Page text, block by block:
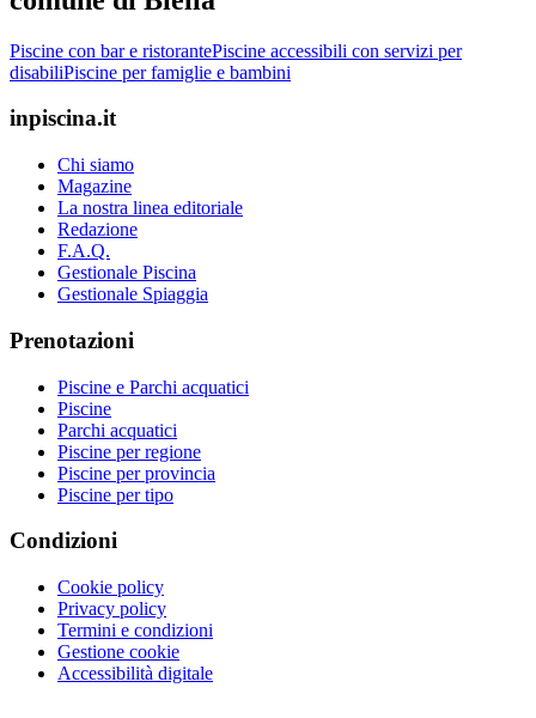
Piscine con bar e ristorantePiscine accessibili con servizi per
disabiliPiscine per famiglie e bambini
inpiscina.it
Chi siamo
Magazine
La nostra linea editoriale
Redazione
F.A.Q.
Gestionale Piscina
Gestionale Spiaggia
Prenotazioni
Piscine e Parchi acquatici
Piscine
Parchi acquatici
Piscine per regione
Piscine per provincia
Piscine per tipo
Condizioni
Cookie policy
Privacy policy
Termini e condizioni
Gestione cookie
Accessibilità digitale